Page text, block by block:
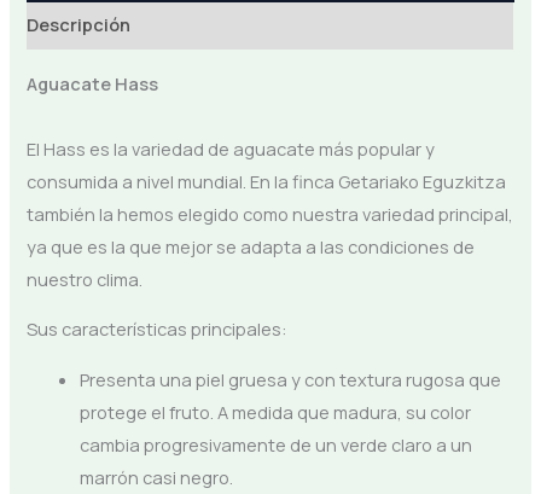
Descripción
Aguacate Hass
El Hass es la variedad de aguacate más popular y
consumida a nivel mundial. En la finca Getariako Eguzkitza
también la hemos elegido como nuestra variedad principal,
ya que es la que mejor se adapta a las condiciones de
nuestro clima.
Sus características principales:
Presenta una piel gruesa y con textura rugosa que
protege el fruto. A medida que madura, su color
cambia progresivamente de un verde claro a un
marrón casi negro.